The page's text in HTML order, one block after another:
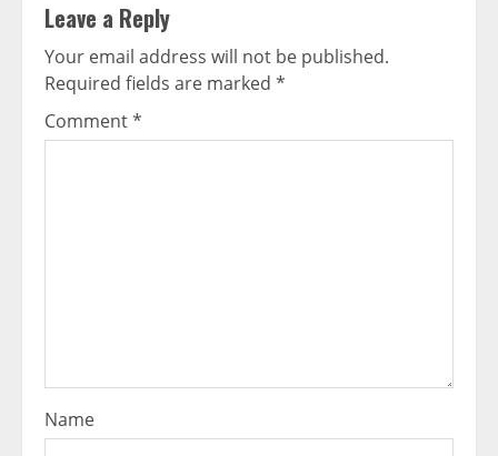
Leave a Reply
Your email address will not be published.
Required fields are marked *
Comment*
Name